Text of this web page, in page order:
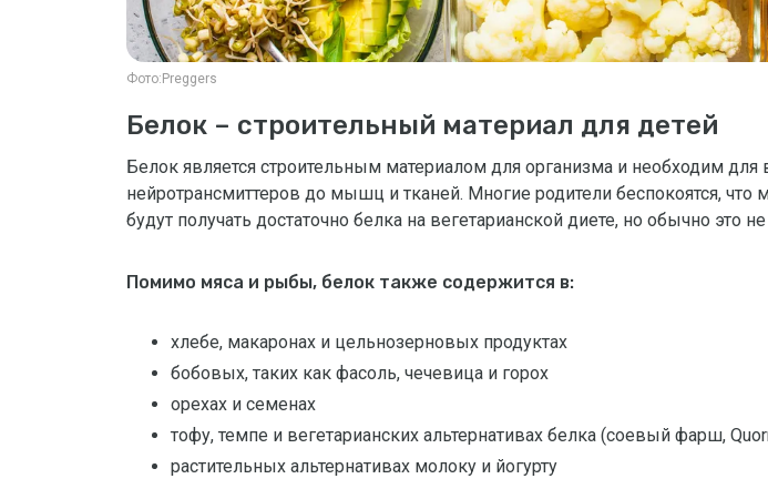
Фото:Preggers
Белок – строительный материал для детей
Белок является строительным материалом для организма и необходим для
нейротрансмиттеров до мышц и тканей. Многие родители беспокоятся, что
будут получать достаточно белка на вегетарианской диете, но обычно это
Помимо мяса и рыбы, белок также содержится в:
хлебе, макаронах и цельнозерновых продуктах
бобовых, таких как фасоль, чечевица и горох
орехах и семенах
тофу, темпе и вегетарианских альтернативах белка (соевый фарш,
растительных альтернативах молоку и йогурту